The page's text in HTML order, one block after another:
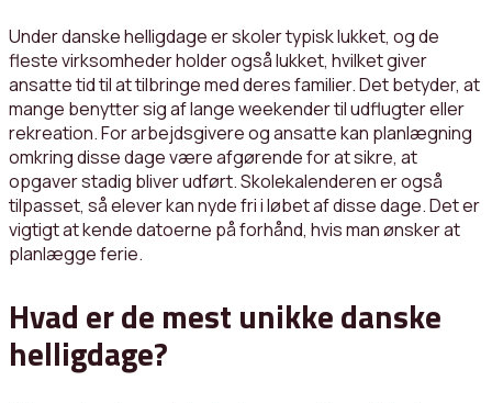
Under danske helligdage er skoler typisk lukket, og de
fleste virksomheder holder også lukket, hvilket giver
ansatte tid til at tilbringe med deres familier. Det betyder, at
mange benytter sig af lange weekender til udflugter eller
rekreation. For arbejdsgivere og ansatte kan planlægning
omkring disse dage være afgørende for at sikre, at
opgaver stadig bliver udført. Skolekalenderen er også
tilpasset, så elever kan nyde fri i løbet af disse dage. Det er
vigtigt at kende datoerne på forhånd, hvis man ønsker at
planlægge ferie.
Hvad er de mest unikke danske
helligdage?